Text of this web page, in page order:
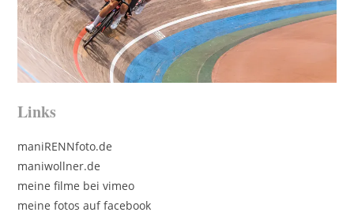
Links
maniRENNfoto.de
maniwollner.de
meine filme bei vimeo
meine fotos auf facebook